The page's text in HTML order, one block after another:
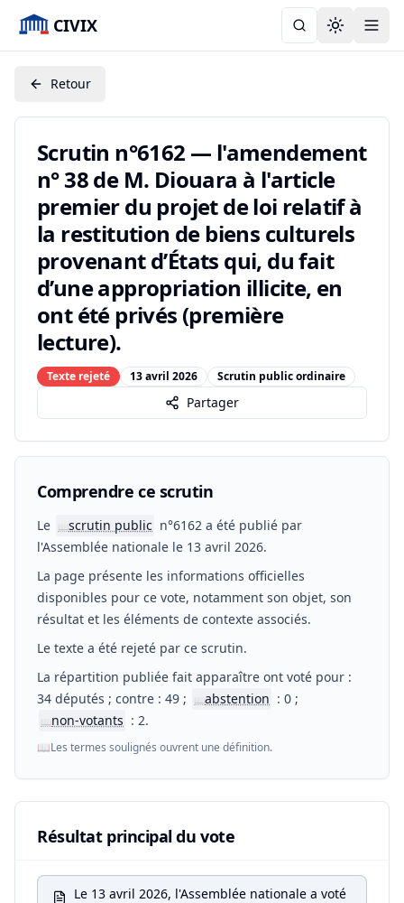
CIVIX Toggle
Retour
Scrutin n°6162 — l'amendement
n° 38 de M. Diouara à l'article
premier du projet de loi relatif à
la restitution de biens culturels
provenant d’États qui, du fait
d’une appropriation illicite, en
ont été privés (première
lecture).
Texte rejeté 13 avril 2026 Scrutin public ordinaire
Partager
Comprendre ce scrutin
Le 📖scrutin public n°6162 a été publié par
l'Assemblée nationale le 13 avril 2026.
La page présente les informations officielles
disponibles pour ce vote, notamment son objet, son
résultat et les éléments de contexte associés.
Le texte a été rejeté par ce scrutin.
La répartition publiée fait apparaître ont voté pour :
34 députés ; contre : 49 ;
📖abstention : 0 ;
📖non-votants : 2.
📖Les termes soulignés ouvrent une définition.
Résultat principal du vote
Le 13 avril 2026, l'Assemblée nationale a voté